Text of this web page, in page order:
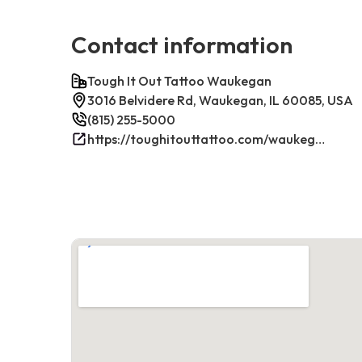
Contact information
Tough It Out Tattoo Waukegan
3016 Belvidere Rd, Waukegan, IL 60085, USA
(815) 255-5000
https://toughitouttattoo.com/waukegan/